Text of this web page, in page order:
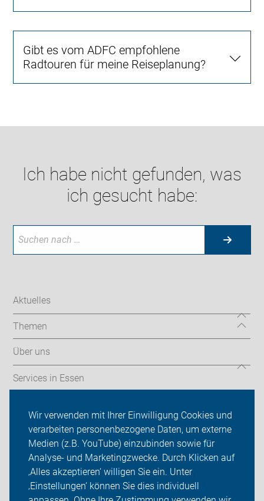
Wir verwenden mit Ihrer Einwilligung Cookies und
verarbeiten personenbezogene Daten, um externe
Medien (z.B. YouTube) einzubinden sowie für
Analyse- und Marketingzwecke. Durch Klicken auf
‚Alles akzeptieren‘ willigen Sie ein. Unter
‚Einstellungen‘ können Sie dies individuell
Gibt es vom ADFC empfohlene
Radtouren für meine Reiseplanung?
Ich habe nicht gefunden, was
ich gesucht habe:
Aktuelles
Themen
Über uns
Services in Essen
ADFC Essen
Sei dabei
Presse